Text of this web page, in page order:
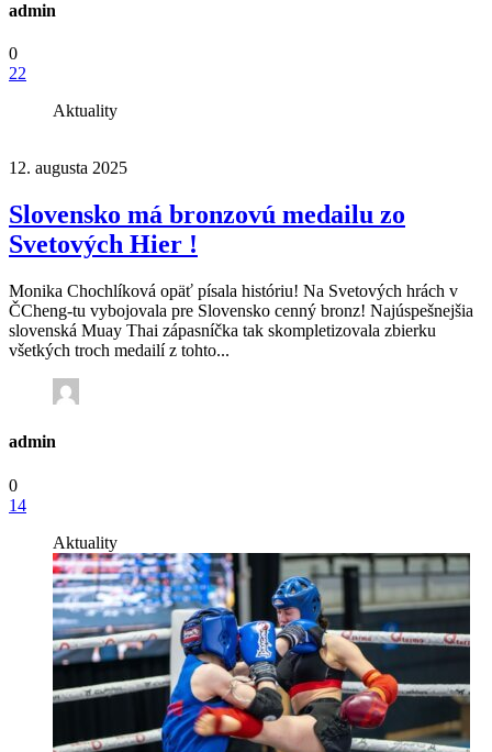
admin
0
22
Aktuality
12. augusta 2025
Slovensko má bronzovú medailu zo
Svetových Hier !
Monika Chochlíková opäť písala históriu! Na Svetových hrách v
ČCheng-tu vybojovala pre Slovensko cenný bronz! Najúspešnejšia
slovenská Muay Thai zápasníčka tak skompletizovala zbierku
všetkých troch medailí z tohto...
admin
0
14
Aktuality